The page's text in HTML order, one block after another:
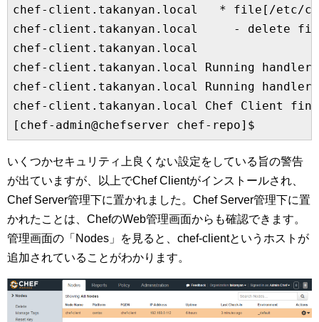
chef-client.takanyan.local   * file[/etc/
chef-client.takanyan.local     - delete
chef-client.takanyan.local
chef-client.takanyan.local Running
chef-client.takanyan.local Running
chef-client.takanyan.local Chef Client
いくつかセキュリティ上良くない設定をしている旨の警告
が出ていますが、以上でChef Clientがインストールされ、
Chef Server管理下に置かれました。Chef Server管理下に置
かれたことは、ChefのWeb管理画面からも確認できます。
管理画面の「Nodes」を見ると、chef-clientというホストが
追加されていることがわかります。